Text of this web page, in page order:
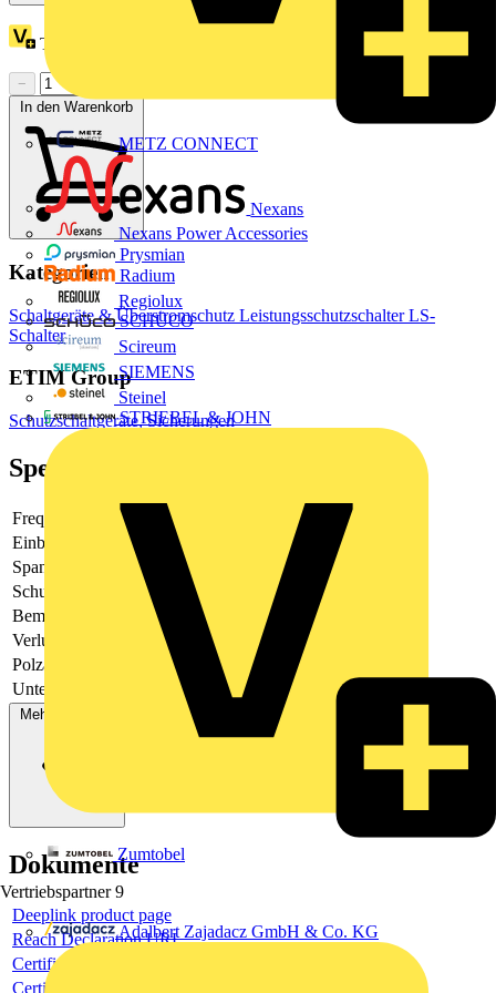
METZ CONNECT
Nexans
Nexans Power Accessories
Prysmian
Radium
Regiolux
SCHÜCO
Scireum
SIEMENS
Steinel
STRIEBEL & JOHN
Zumtobel
Vertriebspartner 9
Adalbert Zajadacz GmbH & Co. KG
Treuepunkte:
−
In den Warenkorb
Kategorien
Schaltgeräte & Überstromschutz LeistungsschutzschalterLS-
Schalter
ETIM Group
Schutzschaltgeräte, Sicherungen
Spezifikationen
Frequenz
50 - 60
Einbautiefe
Spannungsart
AC/DC
Schutzart (IP)
IP20
Bemessungsstrom
16
Verlustleistung
2.4
Polzahl (gesamt)
Unterputzmontage
Nein
Mehr anzeigen
Dokumente
Deeplink product page
Reach Declaration URL
Certificate
Certificate